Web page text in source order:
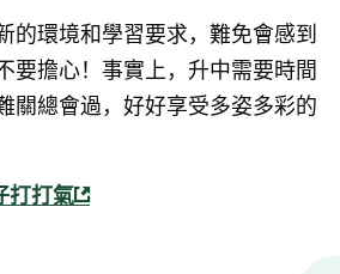
的環境和學習要求，難免會感到
要擔心！事實上，升中需要時間
關總會過，好好享受多姿多彩的
打打氣